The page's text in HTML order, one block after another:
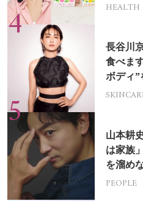
HEALTH
長谷川
食べま
ボディ”
山本耕
は家族
を溜め
PEOPLE